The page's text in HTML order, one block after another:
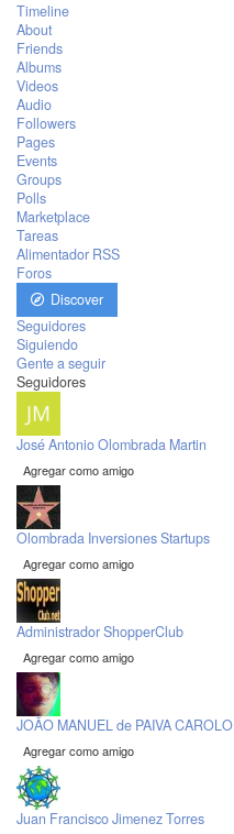
Timeline
About
Friends
Albums
Videos
Audio
Followers
Pages
Events
Groups
Polls
Marketplace
Tareas
Alimentador RSS
Foros
Discover
Seguidores
Siguiendo
Gente a seguir
Seguidores
José Antonio Olombrada Martin
Agregar como amigo
Olombrada Inversiones Startups
Agregar como amigo
Administrador ShopperClub
Agregar como amigo
JOÃO MANUEL de PAIVA CAROLO
Agregar como amigo
Juan Francisco Jimenez Torres